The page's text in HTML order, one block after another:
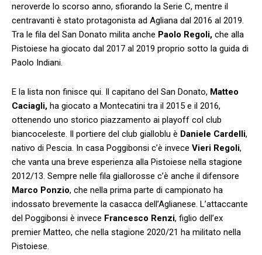
neroverde lo scorso anno, sfiorando la Serie C, mentre il
centravanti è stato protagonista ad Agliana dal 2016 al 2019.
Tra le fila del San Donato milita anche Paolo Regoli, che alla
Pistoiese ha giocato dal 2017 al 2019 proprio sotto la guida di
Paolo Indiani.
E la lista non finisce qui. Il capitano del San Donato, Matteo
Caciagli, ha giocato a Montecatini tra il 2015 e il 2016,
ottenendo uno storico piazzamento ai playoff col club
biancoceleste. Il portiere del club gialloblu è Daniele Cardelli,
nativo di Pescia. In casa Poggibonsi c’è invece Vieri Regoli,
che vanta una breve esperienza alla Pistoiese nella stagione
2012/13. Sempre nelle fila giallorosse c’è anche il difensore
Marco Ponzio, che nella prima parte di campionato ha
indossato brevemente la casacca dell’Aglianese. L’attaccante
del Poggibonsi è invece Francesco Renzi, figlio dell’ex
premier Matteo, che nella stagione 2020/21 ha militato nella
Pistoiese.